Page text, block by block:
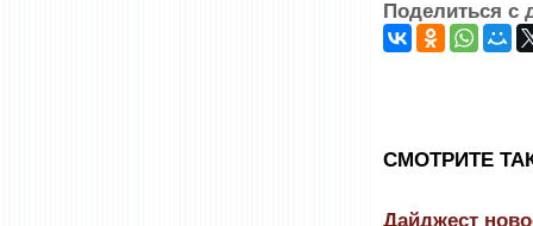
Поделиться с
CМОТРИТЕ
Дайджест